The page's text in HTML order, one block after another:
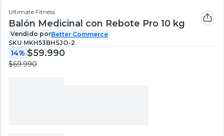
Ultimate Fitness
Balón Medicinal con Rebote Pro 10 kg
Vendido porBetter Commerce
SKU MKH53BHSJO-2
14% $59.990
$69.990